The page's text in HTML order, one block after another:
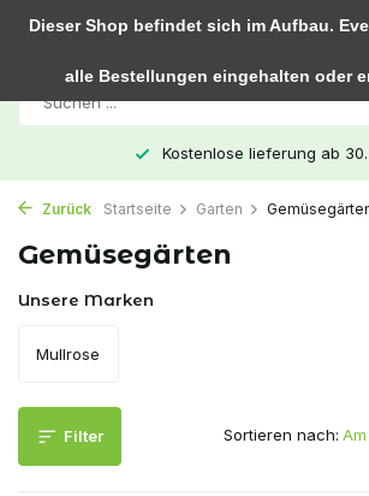
Kostenlose lieferung ab
Zurück Startseite Garten
Gemüsegärten
Unsere Marken
Mullrose
Filter Sortieren nach:
Dieser Shop befindet sich im Aufbau.
alle Bestellungen eingehalten oder